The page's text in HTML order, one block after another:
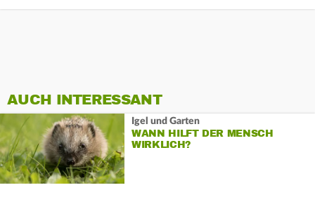
AUCH INTERESSANT
Igel und Garten
WANN HILFT DER MENSCH
WIRKLICH?